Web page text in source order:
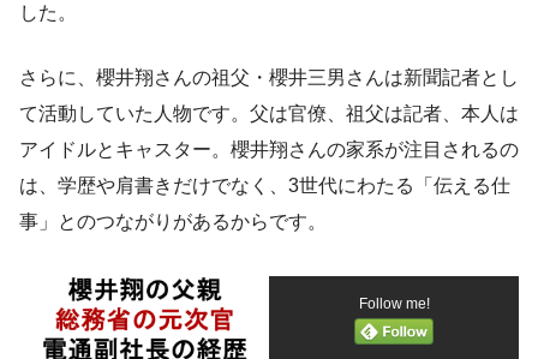
した。
さらに、櫻井翔さんの祖父・櫻井三男さんは新聞記者とし
て活動していた人物です。父は官僚、祖父は記者、本人は
アイドルとキャスター。櫻井翔さんの家系が注目されるの
は、学歴や肩書きだけでなく、3世代にわたる「伝える仕
事」とのつながりがあるからです。
Follow me!